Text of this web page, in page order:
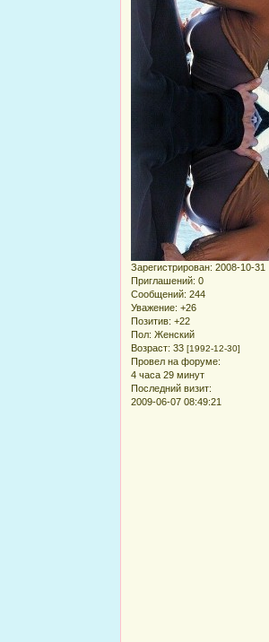
Зарегистрирован: 2008-10-31
Приглашений: 0
Сообщений: 244
Уважение: +26
Позитив: +22
Пол: Женский
Возраст: 33[1992-12-30]
Провел на форуме:
4 часа 29 минут
Последний визит:
2009-06-07 08:49:21